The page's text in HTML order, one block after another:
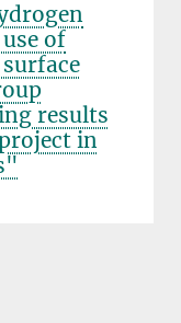
of
results
in